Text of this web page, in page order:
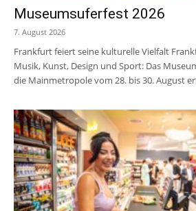
Museumsuferfest 2026
7. August 2026
Frankfurt feiert seine kulturelle Vielfalt
Musik, Kunst, Design und Sport: Das
die Mainmetropole vom 28. bis 30. August